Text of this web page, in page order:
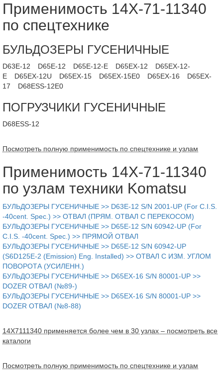
Применимость 14X-71-11340
по спецтехнике
БУЛЬДОЗЕРЫ ГУСЕНИЧНЫЕ
D63E-12 D65E-12 D65E-12-E D65EX-12
D65EX-12-
E
D65EX-12U D65EX-15 D65EX-15E0 D65EX-16
D65EX-
17
D68ESS-12E0
ПОГРУЗЧИКИ ГУСЕНИЧНЫЕ
D68ESS-12
Посмотреть полную применимость по спецтехнике и узлам
Применимость 14X-71-11340
по узлам техники Komatsu
БУЛЬДОЗЕРЫ ГУСЕНИЧНЫЕ >> D63E-12 S/N 2001-UP (For C.I.S.
-40cent. Spec.) >> ОТВАЛ (ПРЯМ. ОТВАЛ С ПЕРЕКОСОМ)
БУЛЬДОЗЕРЫ ГУСЕНИЧНЫЕ >> D65E-12 S/N 60942-UP (For
C.I.S. -40cent. Spec.) >> ПРЯМОЙ ОТВАЛ
БУЛЬДОЗЕРЫ ГУСЕНИЧНЫЕ >> D65E-12 S/N 60942-UP
(S6D125E-2 (Emission) Eng. Installed) >> ОТВАЛ С ИЗМ. УГЛОМ
ПОВОРОТА (УСИЛЕНН.)
БУЛЬДОЗЕРЫ ГУСЕНИЧНЫЕ >> D65EX-16 S/N 80001-UP >>
DOZER ОТВАЛ (№89-)
БУЛЬДОЗЕРЫ ГУСЕНИЧНЫЕ >> D65EX-16 S/N 80001-UP >>
DOZER ОТВАЛ (№8-88)
14X7111340 применяется более чем в 30 узлах – посмотреть все
каталоги
Посмотреть полную применимость по спецтехнике и узлам